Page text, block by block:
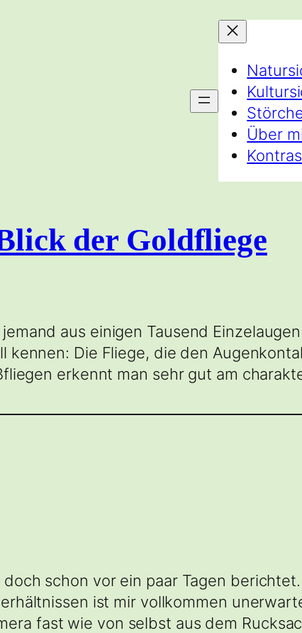
Über
der Goldfliege
aus einigen Tausend
Die Fliege, die den
erkennt man sehr gut am
schon vor ein paar Tagen
ist mir vollkommen
fast wie von selbst aus dem